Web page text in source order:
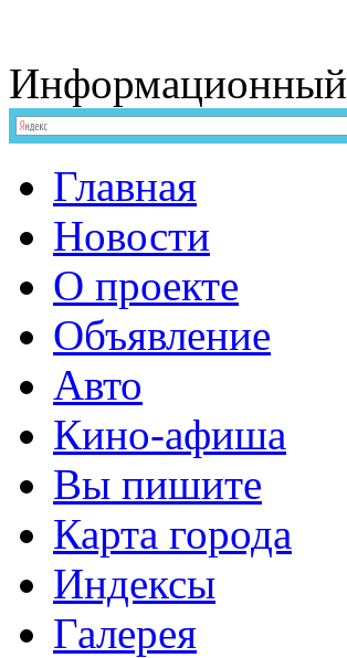
Информационный
Главная
Новости
О проекте
Объявление
Авто
Кино-афиша
Вы пишите
Карта города
Индексы
Галерея